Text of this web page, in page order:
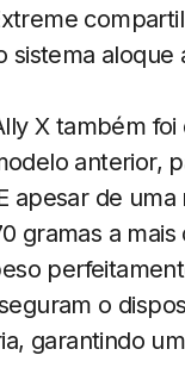
sistema
X também
anterior,
apesar de
gramas a
o
garantindo